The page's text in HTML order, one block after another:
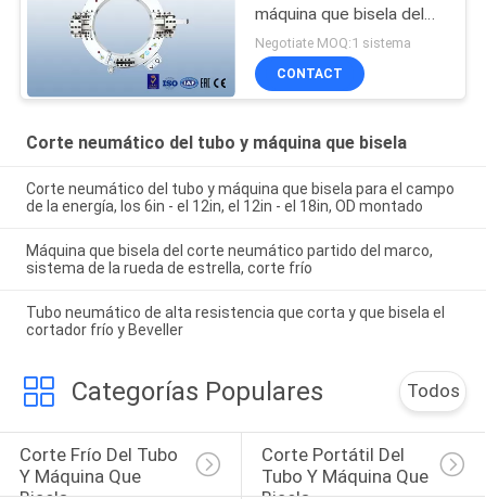
máquina que bisela del
tubo de SFM 1218 del
tubo neumático
Negotiate MOQ:1 sistema
CONTACT
Corte neumático del tubo y máquina que bisela
Corte neumático del tubo y máquina que bisela para el campo
de la energía, los 6in - el 12in, el 12in - el 18in, OD montado
Máquina que bisela del corte neumático partido del marco,
sistema de la rueda de estrella, corte frío
Tubo neumático de alta resistencia que corta y que bisela el
cortador frío y Beveller
Categorías Populares Todos
Corte Frío Del Tubo
Y Máquina Que
Corte Portátil Del
Tubo Y Máquina Que